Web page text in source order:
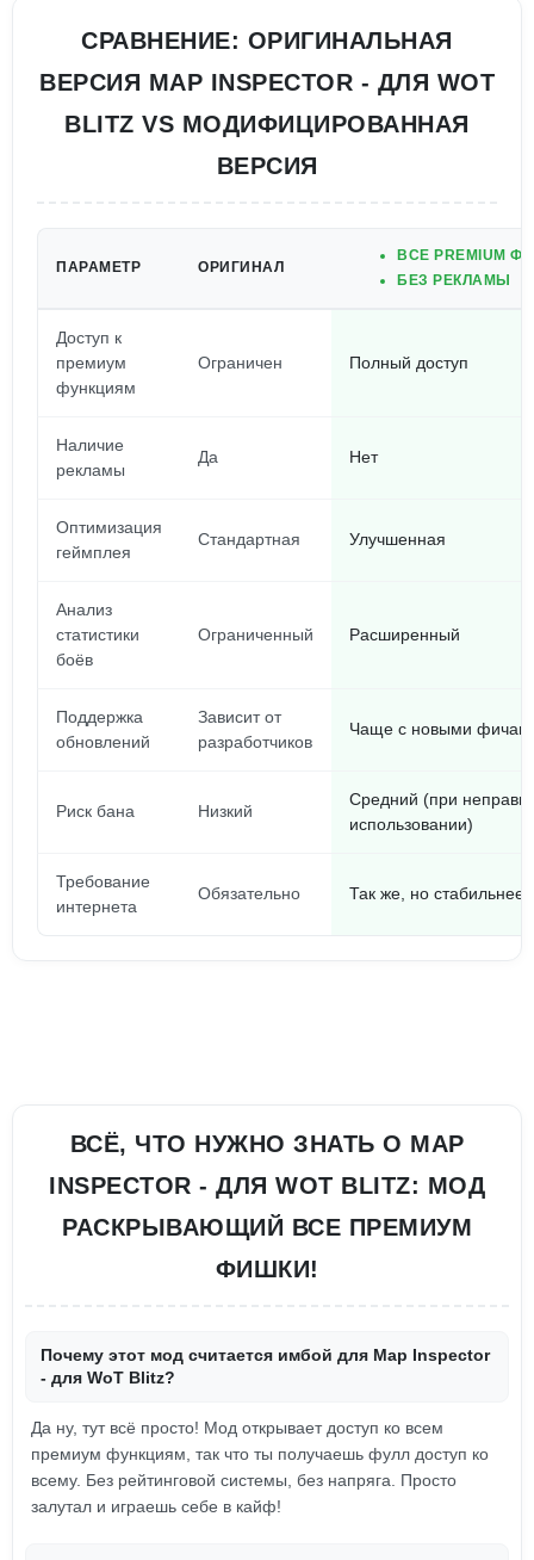
СРАВНЕНИЕ: ОРИГИНАЛЬНАЯ
ВЕРСИЯ MAP INSPECTOR - ДЛЯ WOT
BLITZ VS МОДИФИЦИРОВАННАЯ
ВЕРСИЯ
ПАРАМЕТР ОРИГИНАЛ
ВСЕ PREMIUM
БЕЗ РЕКЛАМЫ
Доступ к
премиум
функциям
Ограничен Полный доступ
Наличие
рекламы
Да Нет
Оптимизация
геймплея
Стандартная Улучшенная
Анализ
статистики
боёв
Ограниченный Расширенный
Поддержка
обновлений
Зависит от
разработчиков
Чаще с новыми
Риск бана Низкий
Средний (при
использовании)
Требование
интернета
Обязательно Так же, но стабильнее
ВСЁ, ЧТО НУЖНО ЗНАТЬ О MAP
INSPECTOR - ДЛЯ WOT BLITZ: МОД
РАСКРЫВАЮЩИЙ ВСЕ ПРЕМИУМ
ФИШКИ!
Почему этот мод считается имбой для Map Inspector
- для WoT Blitz?
Да ну, тут всё просто! Мод открывает доступ ко всем
премиум функциям, так что ты получаешь фулл доступ ко
всему. Без рейтинговой системы, без напряга. Просто
залутал и играешь себе в кайф!